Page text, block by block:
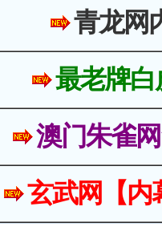
青龙网
最老牌白
澳门朱雀
玄武网【